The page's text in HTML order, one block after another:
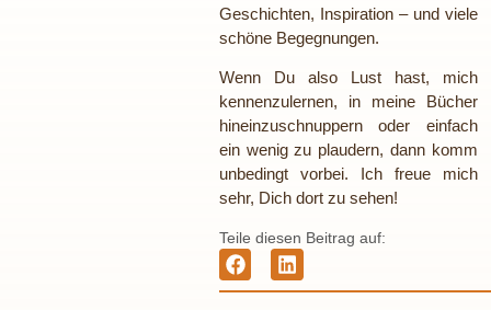
Geschichten, Inspiration – und viele
schöne Begegnungen.
Wenn Du also Lust hast, mich
kennenzulernen, in meine Bücher
hineinzuschnuppern oder einfach
ein wenig zu plaudern, dann komm
unbedingt vorbei. Ich freue mich
sehr, Dich dort zu sehen!
Teile diesen Beitrag auf: